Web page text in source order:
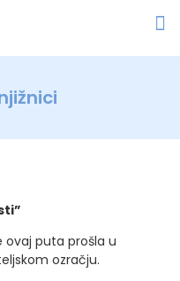
ovaj puta prošla u
ozračju.